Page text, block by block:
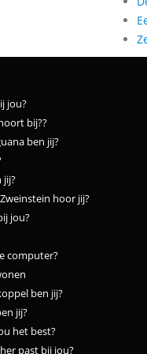
jou?
bij??
ben jij?
jij?
hoor jij?
jou?
computer?
ben jij?
jij?
het best?
past bij jou?